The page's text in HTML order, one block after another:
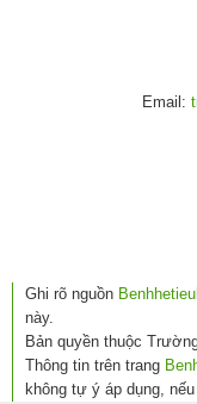
Email:
Ghi rõ nguồn
này.
Bản quyền thuộc
Thông tin trên trang
không tự ý áp dụng,